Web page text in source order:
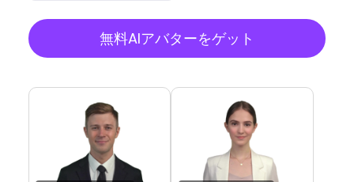
無料AIアバターをゲット